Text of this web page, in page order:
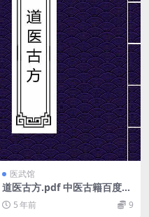
医武馆
道医古方.pdf 中医古籍百度网
盘下载
5 年前 9